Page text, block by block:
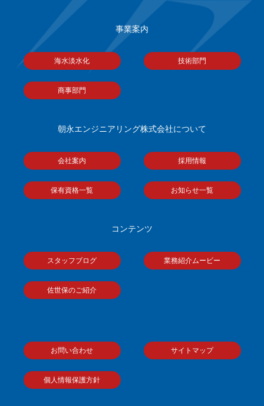
事業案内
海水淡水化 技術部門
商事部門
朝永エンジニアリング株式会社について
会社案内 採用情報
保有資格一覧 お知らせ一覧
コンテンツ
スタッフブログ 業務紹介ムービー
佐世保のご紹介
お問い合わせ サイトマップ
個人情報保護方針